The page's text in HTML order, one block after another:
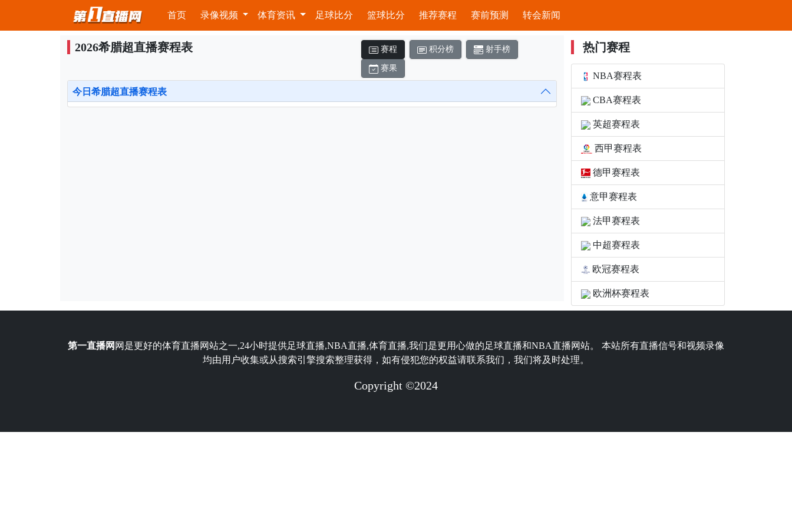
首页 录像视频 体育资讯 足球比分 篮球比分 推荐赛程 赛前预测 转会新闻
2026希腊超直播赛程表 赛程 积分榜 射手榜
赛果
今日希腊超直播赛程表
热门赛程
NBA赛程表
CBA赛程表
英超赛程表
西甲赛程表
德甲赛程表
意甲赛程表
法甲赛程表
中超赛程表
欧冠赛程表
欧洲杯赛程表
第一直播网 网是更好的体育直播网站之一,24小时提供足球直播,NBA直播,体育直播,我们是更用心做的足球直播和NBA直播网站。 本站所有直播信号和视频录像
均由用户收集或从搜索引擎搜索整理获得，如有侵犯您的权益请联系我们，我们将及时处理。
Copyright ©2024